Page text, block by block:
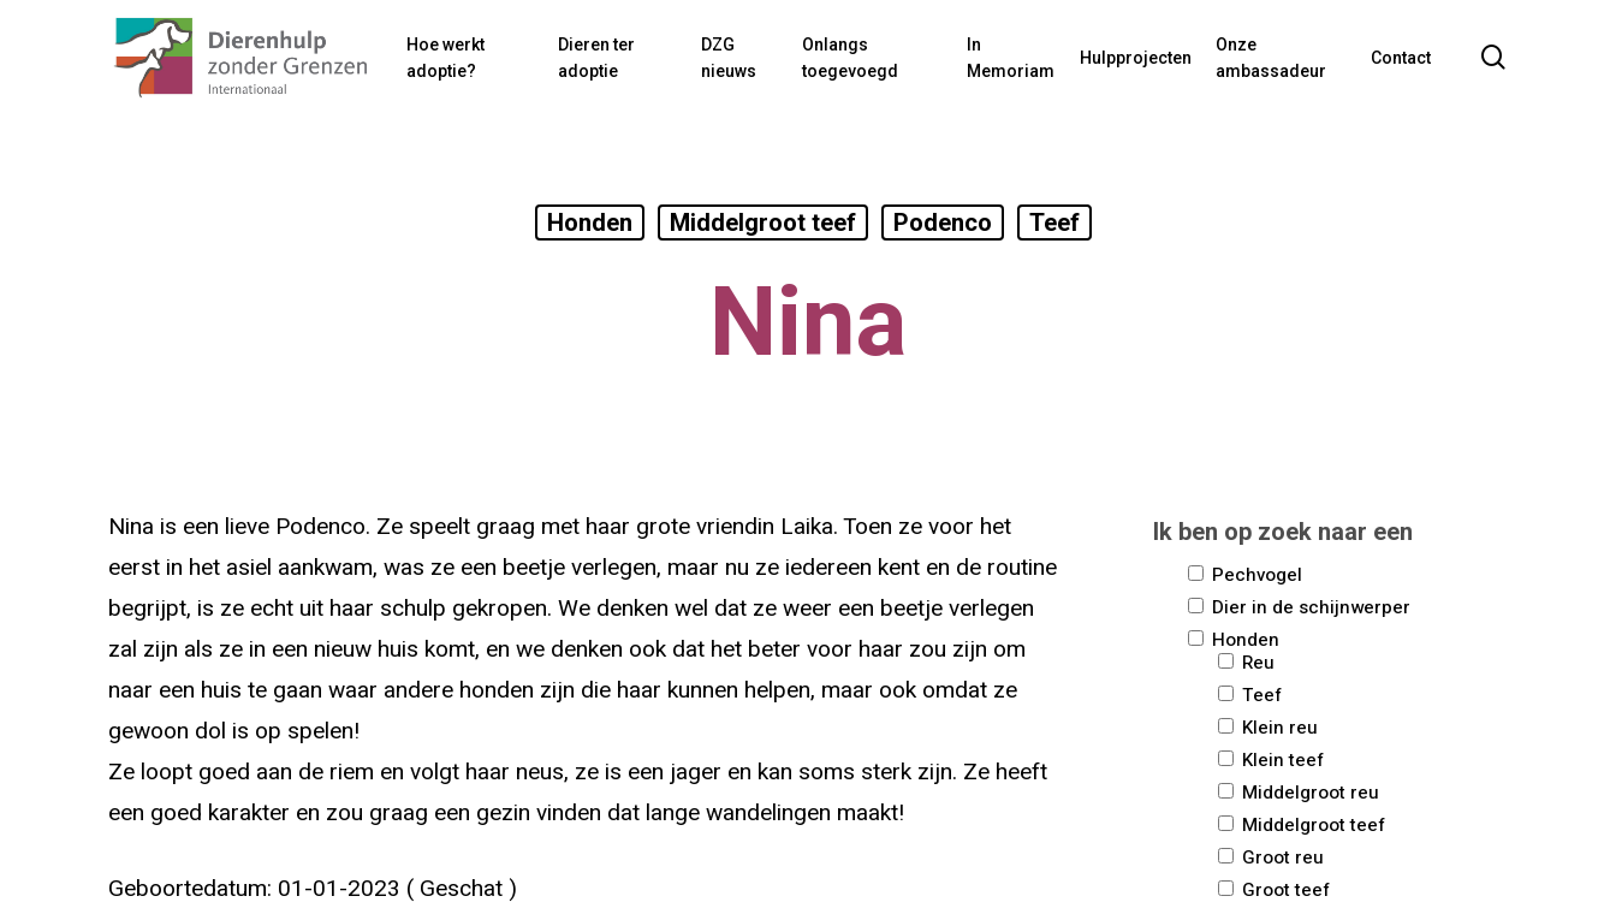
Hoe werkt
adoptie?
Dieren ter
adoptie
DZG
nieuws
Onlangs
toegevoegd
In
Memoriam
Hulpprojecten
Onze
ambassadeur
Contact
Honden Middelgroot teef Podenco Teef
Nina
Nina is een lieve Podenco. Ze speelt graag met haar grote vriendin Laika. Toen ze voor het
eerst in het asiel aankwam, was ze een beetje verlegen, maar nu ze iedereen kent en de routine
begrijpt, is ze echt uit haar schulp gekropen. We denken wel dat ze weer een beetje verlegen
zal zijn als ze in een nieuw huis komt, en we denken ook dat het beter voor haar zou zijn om
naar een huis te gaan waar andere honden zijn die haar kunnen helpen, maar ook omdat ze
gewoon dol is op spelen!
Ze loopt goed aan de riem en volgt haar neus, ze is een jager en kan soms sterk zijn. Ze heeft
een goed karakter en zou graag een gezin vinden dat lange wandelingen maakt!
Geboortedatum: 01-01-2023 ( Geschat )
Ik ben op zoek naar een
Pechvogel
Dier in de schijnwerper
Honden
Reu
Teef
Klein reu
Klein teef
Middelgroot reu
Middelgroot teef
Groot reu
Groot teef